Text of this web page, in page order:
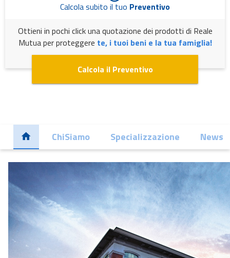
Calcola subito il tuo Preventivo
Ottieni in pochi click una quotazione dei prodotti di Reale
Mutua per proteggere te, i tuoi beni e la tua famiglia!
Calcola il Preventivo
ChiSiamo Specializzazione News